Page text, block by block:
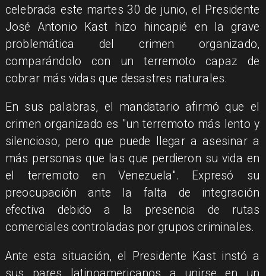
celebrada este martes 30 de junio, el Presidente
José Antonio Kast hizo hincapié en la grave
problemática del crimen organizado,
comparándolo con un terremoto capaz de
cobrar más vidas que desastres naturales.
En sus palabras, el mandatario afirmó que el
crimen organizado es "un terremoto más lento y
silencioso, pero que puede llegar a asesinar a
más personas que las que perdieron su vida en
el terremoto en Venezuela". Expresó su
preocupación ante la falta de integración
efectiva debido a la presencia de rutas
comerciales controladas por grupos criminales.
Ante esta situación, el Presidente Kast instó a
sus pares latinoamericanos a unirse en un